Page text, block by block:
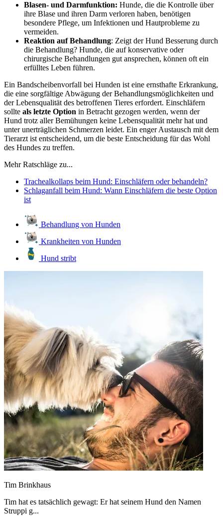
Blasen- und Darmfunktion: Hunde, die die Kontrolle über
ihre Blase und ihren Darm verloren haben, benötigen
besondere Pflege, um Infektionen und Hautprobleme zu
vermeiden.
Reaktion auf Behandlung: Zeigt der Hund Besserung durch
die Behandlung? Hunde, die auf konservative oder
chirurgische Behandlungen gut ansprechen, können oft ein
erfülltes Leben führen.
Ein Bandscheibenvorfall bei Hunden ist eine ernsthafte Erkrankung,
die eine sorgfältige Abwägung der Behandlungsmöglichkeiten und
der Lebensqualität des betroffenen Tieres erfordert. Einschläfern
sollte als letzte Option in Betracht gezogen werden, wenn der
Hund trotz aller Bemühungen keine Lebensqualität mehr hat und
unter unerträglichen Schmerzen leidet. Ein enger Austausch mit dem
Tierarzt ist entscheidend, um die beste Entscheidung für das Wohl
des Hundes zu treffen.
Mehr Ratschläge zu...
Trachealkollaps beim Hund: Einschläfern oder behandeln?
Schlaganfall beim Hund: Wann Einschläfern die beste Option
ist
Behandlung von Hunden
Krankheiten von Hunden
Hund stribt
Tim Brinkhaus
Tim hat es tatsächlich gewagt: Er hat seinem Hund den Namen
Struppi g...